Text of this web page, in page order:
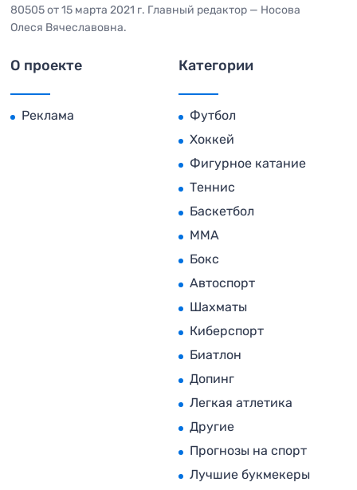
80505 от 15 марта 2021 г. Главный редактор — Носова
Олеся Вячеславовна.
О проекте
Реклама
Категории
Футбол
Хоккей
Фигурное катание
Теннис
Баскетбол
MMA
Бокс
Автоспорт
Шахматы
Киберспорт
Биатлон
Допинг
Легкая атлетика
Другие
Прогнозы на спорт
Лучшие букмекеры